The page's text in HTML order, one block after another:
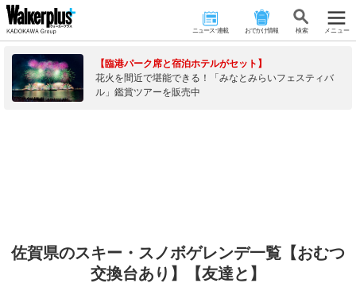
ニュース･連載 おでかけ情報 検 索 メニュー
【臨港パーク席と宿泊ホテルがセット】
花火を間近で堪能できる！「みなとみらいフェスティバ
ル」鑑賞ツアーを販売中
佐賀県のスキー・スノボゲレンデ一覧【おむつ
交換台あり】【友達と】